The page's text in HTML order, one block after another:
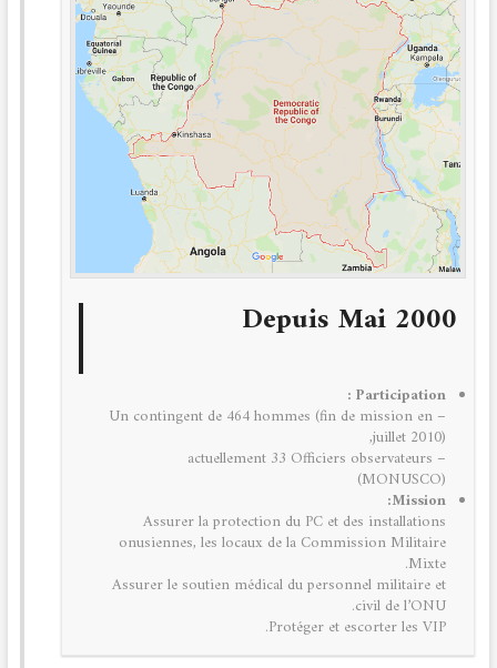
Depuis Mai 2000
Participation :
– Un contingent de 464 hommes (fin de mission en
juillet 2010),
– actuellement 33 Officiers observateurs
(MONUSCO)
Mission:
Assurer la protection du PC et des installations
onusiennes, les locaux de la Commission Militaire
Mixte.
Assurer le soutien médical du personnel militaire et
civil de l’ONU.
Protéger et escorter les VIP.